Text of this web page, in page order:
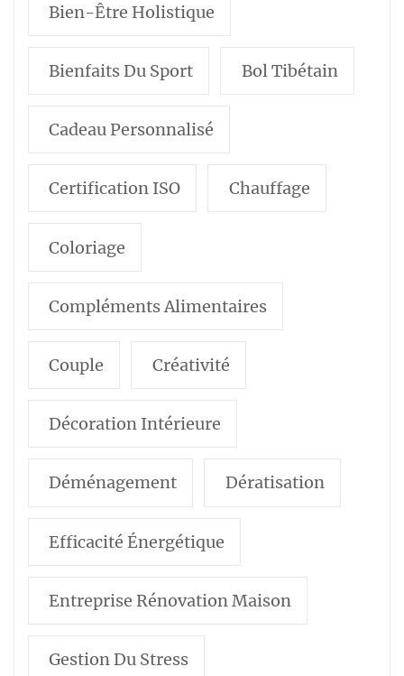
Bien-Être Holistique
Bienfaits Du Sport Bol Tibétain
Cadeau Personnalisé
Certification ISO Chauffage
Coloriage
Compléments Alimentaires
Couple Créativité
Décoration Intérieure
Déménagement Dératisation
Efficacité Énergétique
Entreprise Rénovation Maison
Gestion Du Stress